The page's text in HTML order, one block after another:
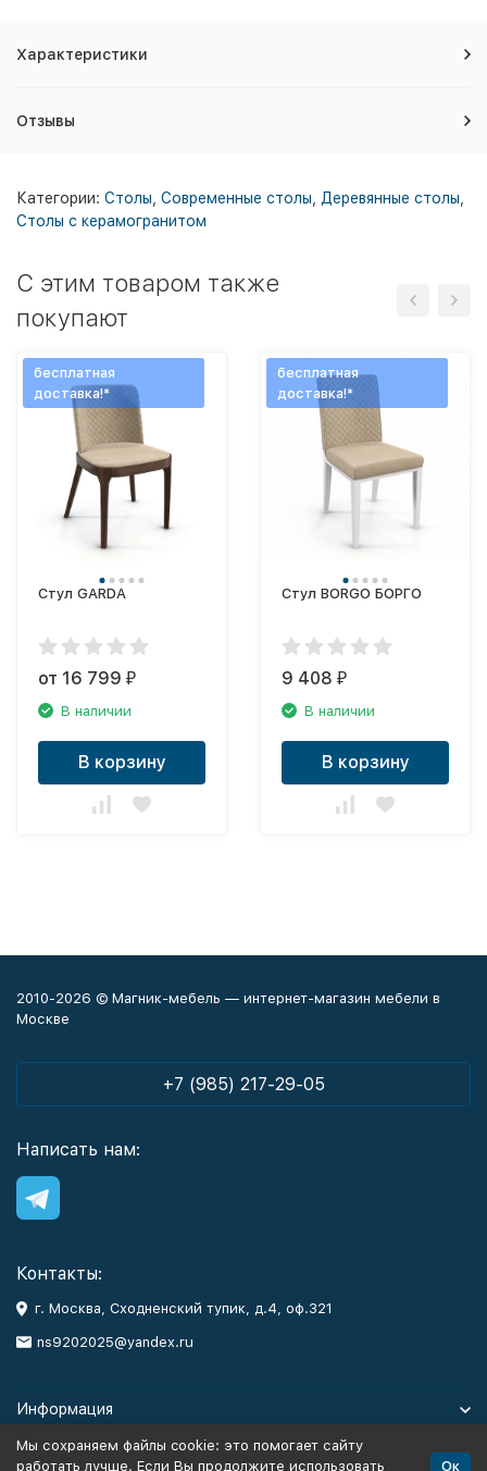
Характеристики
Отзывы
Категории: Столы Современные столы Деревянные столы
Столы с керамогранитом
C этим товаром также
покупают
бесплатная
доставка!*
Стул GARDA
от 16 799 ₽
В наличии
В корзину
бесплатная
доставка!*
Стул BORGO БОРГО
9 408 ₽
В наличии
В корзину
2010-2026 © Магник-мебель — интернет-магазин мебели в
Москве
+7 (985) 217-29-05
Написать нам:
Контакты:
г. Москва, Сходненский тупик, д.4, оф.321
ns9202025@yandex.ru
Информация
Каталог
Мы сохраняем файлы cookie: это помогает сайту
работать лучше. Если Вы продолжите использовать
Ок